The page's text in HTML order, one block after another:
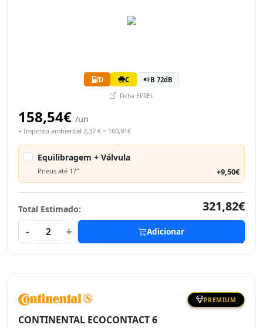
D C B 72dB
Ficha EPREL
158,54€ /un
+ Imposto ambiental 2,37 € = 160,91€
Equilibragem + Válvula
Pneus até 17" +9,50€
Total Estimado:
321,82€
-
2 + Adicionar
PREMIUM
CONTINENTAL ECOCONTACT 6